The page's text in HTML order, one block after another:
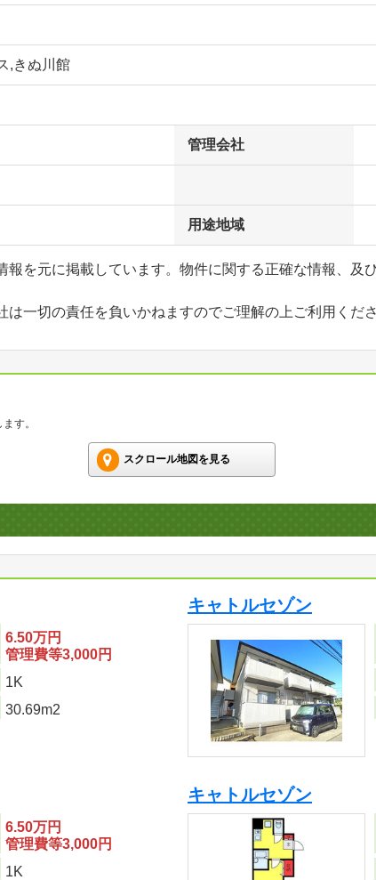
,きぬ川館
管理会社
用途地域
報を元に掲載しています。物件に関する正確な情報、及
一切の責任を負いかねますのでご理解の上ご利用くださ
す。
スクロール地図を見る
6.50万円
管理費等3,000円
1K
30.69m2
キャトルセゾン
6.50万円
管理費等3,000円
1K
キャトルセゾン